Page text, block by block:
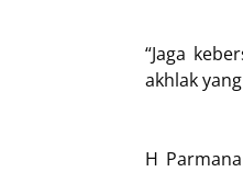
“Jaga
akhlak
H